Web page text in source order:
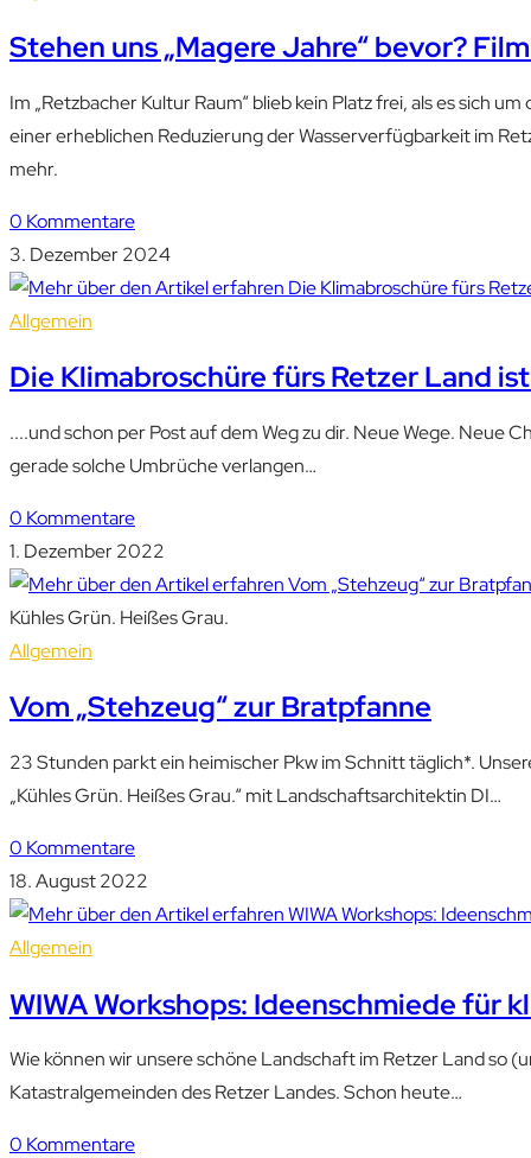
Stehen uns „Magere Jahre“ bevor?
Im „Retzbacher Kultur Raum“ blieb kein Platz frei, als es sich
einer erheblichen Reduzierung der Wasserverfügbarkeit im
mehr.
0 Kommentare
3. Dezember 2024
Allgemein
Die Klimabroschüre fürs Retzer Land
....und schon per Post auf dem Weg zu dir. Neue Wege.
gerade solche Umbrüche verlangen…
0 Kommentare
1. Dezember 2022
Kühles Grün. Heißes Grau.
Allgemein
Vom „Stehzeug“ zur Bratpfanne
23 Stunden parkt ein heimischer Pkw im Schnitt täglich*.
„Kühles Grün. Heißes Grau.“ mit Landschaftsarchitektin DI…
0 Kommentare
18. August 2022
Allgemein
WIWA Workshops: Ideenschmiede für
Wie können wir unsere schöne Landschaft im Retzer Land so
Katastralgemeinden des Retzer Landes. Schon heute…
0 Kommentare